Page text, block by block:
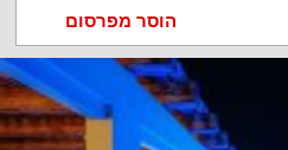
הוסר מפרסום